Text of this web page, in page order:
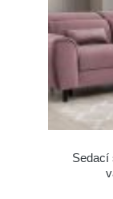
Sedací